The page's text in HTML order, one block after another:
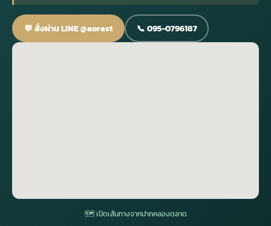
ดอกไม้หน้าโลง
ดอกไม้งานศพ กรุงเทพ
พวงหรีดปทุม
พวงหรีดดอกไม้สด ราคาถูก
น้าเมรุ ราคา
ดอกไม้งานแต่ง
สั่งพวงหรีดพัดลม
ค่าใช้จ่ายจัดงานศพ
💬 สั่งผ่าน LINE @aorest 📞 095-0796187
🗺 เปิดเส้นทางจากปากคลองตลาด